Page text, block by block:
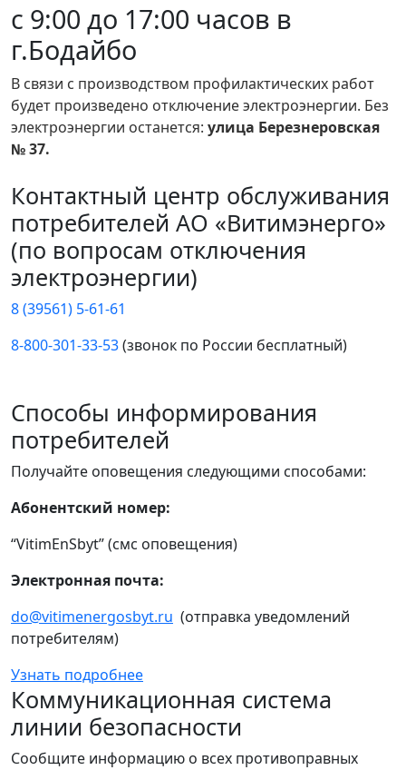
с 9:00 до 17:00 часов в
г.Бодайбо
В связи с производством профилактических работ
будет произведено отключение электроэнергии. Без
электроэнергии останется: улица Березнеровская
№ 37.
Контактный центр обслуживания
потребителей АО «Витимэнерго»
(по вопросам отключения
электроэнергии)
8 (39561) 5-61-61
8-800-301-33-53(звонок по России бесплатный)
Способы информирования
потребителей
Получайте оповещения следующими способами:
Абонентский номер:
“VitimEnSbyt” (смс оповещения)
Электронная почта:
do@vitimenergosbyt.ru (отправка уведомлений
потребителям)
Узнать подробнее
Коммуникационная система
линии безопасности
Сообщите информацию о всех противоправных